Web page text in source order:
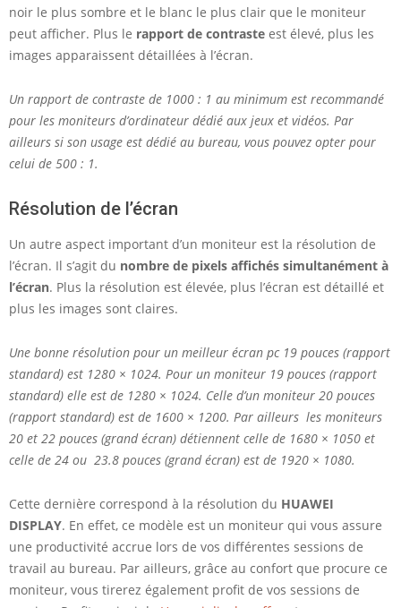
noir le plus sombre et le blanc le plus clair que le moniteur
peut afficher. Plus le rapport de contraste est élevé, plus les
images apparaissent détaillées à l’écran.
Un rapport de contraste de 1000 : 1 au minimum est recommandé
pour les moniteurs d’ordinateur dédié aux jeux et vidéos. Par
ailleurs si son usage est dédié au bureau, vous pouvez opter pour
celui de 500 : 1.
Résolution de l’écran
Un autre aspect important d’un moniteur est la résolution de
l’écran. Il s’agit du nombre de pixels affichés simultanément à
l’écran. Plus la résolution est élevée, plus l’écran est détaillé et
plus les images sont claires.
Une bonne résolution pour un meilleur écran pc 19 pouces (rapport
standard) est 1280 × 1024. Pour un moniteur 19 pouces (rapport
standard) elle est de 1280 × 1024. Celle d’un moniteur 20 pouces
(rapport standard) est de 1600 × 1200. Par ailleurs les moniteurs
20 et 22 pouces (grand écran) détiennent celle de 1680 × 1050 et
celle de 24 ou 23.8 pouces (grand écran) est de 1920 × 1080.
Cette dernière correspond à la résolution du HUAWEI
DISPLAY. En effet, ce modèle est un moniteur qui vous assure
une productivité accrue lors de vos différentes sessions de
travail au bureau. Par ailleurs, grâce au confort que procure ce
moniteur, vous tirerez également profit de vos sessions de